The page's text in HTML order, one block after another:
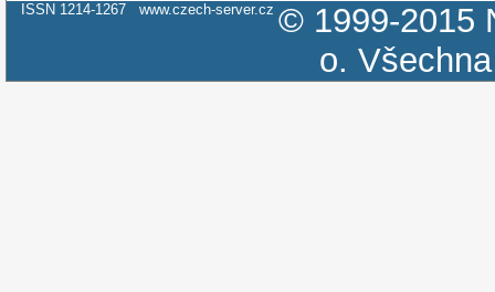
ISSN 1214-1267 www.czech-server.cz © 1999-2015
o.